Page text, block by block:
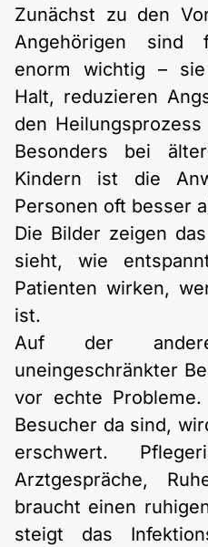
Zunächst zu den
Angehörigen sind
enorm wichtig –
Halt, reduzieren
den
Besonders bei
Kindern ist die
Personen oft besser
Die Bilder zeigen
sieht, wie
Patienten wirken,
ist.
Auf der
uneingeschränkter
vor echte
Besucher da sind,
erschwert.
Arztgespräche,
braucht einen
steigt das